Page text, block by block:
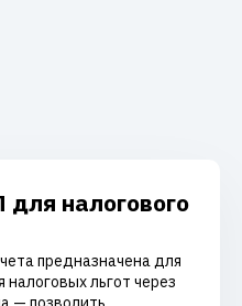
налогового
предназначена для
льгот через